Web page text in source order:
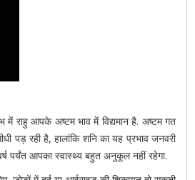
राहु आपके अष्टम भाव में विद्यमान है. अष्टम गत
पड़ रही है, हालांकि शनि का यह प्रभाव जनवरी
पर्यंत आपका स्वास्थ्य बहुत अनुकूल नहीं रहेगा.